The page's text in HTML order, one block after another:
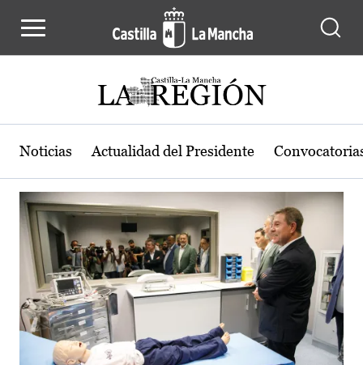
Actualidad de la región de Castilla-
Noticias Actualidad del Presidente